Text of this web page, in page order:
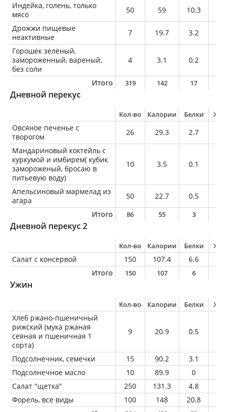
Индейка, голень, только
мясо
50 59 10.3
Дрожжи пищевые
неактивные
7 19.7 3.2
Горошек зелёный,
замороженный, вареный,
без соли
4 3.1 0.2
Итого 319 142 17
Дневной перекус
Кол-во Калории Белки
Овсяное печенье с
творогом
26 29.3 2.7
Мандариновый коктейль с
куркумой и имбирем( кубик
замороженый, бросаю в
питьевую воду)
10 3.5 0.1
Апельсиновый мармелад из
агара
50 22.7 0.5
Итого
86 55 3
Дневной перекус 2
Кол-во Калории Белки
Салат с консервой 150 107.4 6.6
Итого
150 107 6
Ужин
Кол-во Калории Белки
Хлеб ржано-пшеничный
рижский (мука ржаная
сеяная и пшеничная 1
сорта)
9 20.9 0.5
Подсолнечник, семечки 15 90.2 3.1
Подсолнечное масло
10 89.9 0
Салат "щетка"
250 131.3 4.8
Форель, все виды
100 148 20.8